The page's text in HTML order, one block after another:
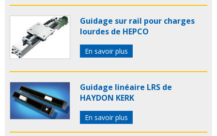
Guidage sur rail pour charges
lourdes de HEPCO
En savoir plus
Guidage linéaire LRS de
HAYDON KERK
En savoir plus